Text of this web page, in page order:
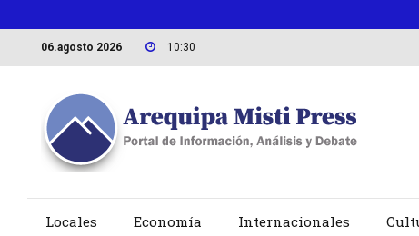
06.agosto 2026 10:30
Locales Economía Internacionales